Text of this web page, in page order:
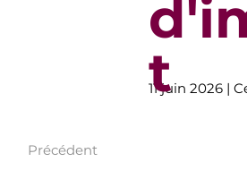
11 juin 2026 |
t
Précédent